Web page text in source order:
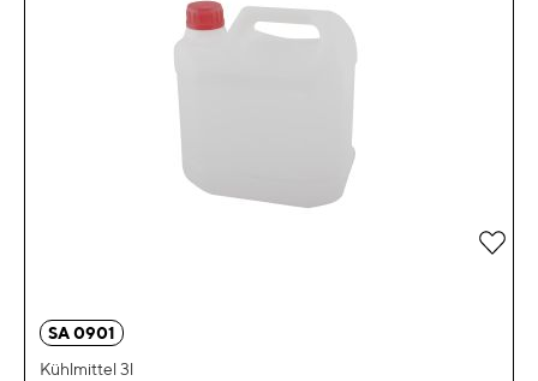
SA 0901
Kühlmittel 3l
Zur